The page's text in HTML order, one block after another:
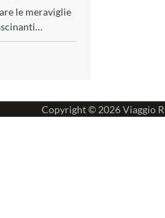
le meraviglie
Copyright © 2026Viaggio